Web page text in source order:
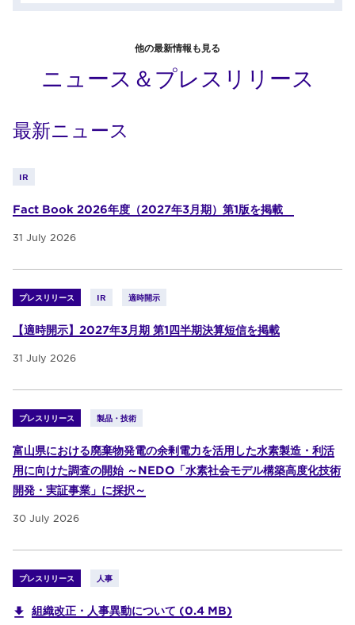
他の最新情報も見る
ニュース＆プレスリリース
最新ニュース
IR
Fact Book 2026年度（2027年3月期）第1版を掲載
31 July 2026
プレスリリース IR 適時開示
【適時開示】2027年3月期 第1四半期決算短信を掲載
31 July 2026
プレスリリース 製品・技術
富山県における廃棄物発電の余剰電力を活用した水素製造・利活
用に向けた調査の開始 ～NEDO「水素社会モデル構築高度化技術
開発・実証事業」に採択～
30 July 2026
プレスリリース 人事
組織改正・人事異動について (0.4 MB)